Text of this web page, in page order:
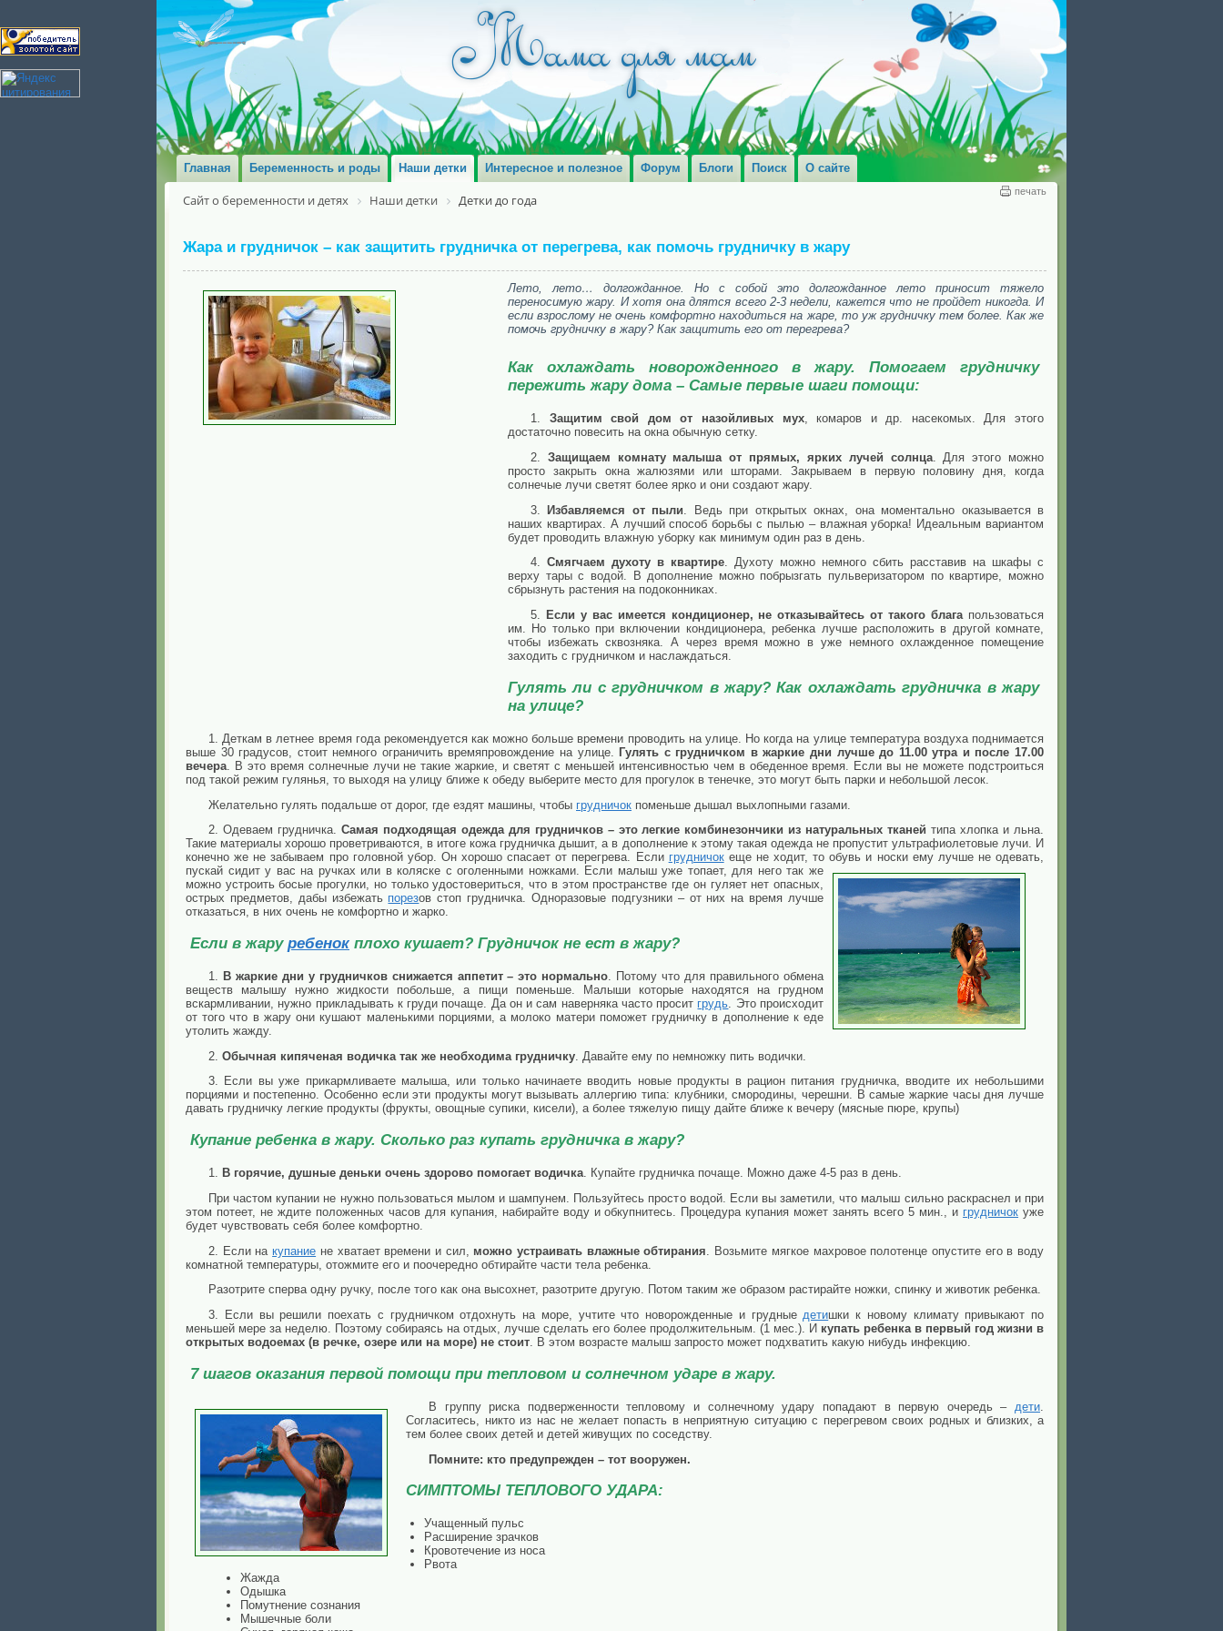
Главная Беременность и роды Наши детки Интересное и полезное Форум Блоги Поиск О сайте
печать
Сайт о беременности и детях Наши детки Детки до года
Жара и грудничок – как защитить грудничка от перегрева, как помочь грудничку в жару
Лето, лето… долгожданное. Но с собой это долгожданное лето приносит тяжело
переносимую жару. И хотя она длятся всего 2-3 недели, кажется что не пройдет никогда. И
если взрослому не очень комфортно находиться на жаре, то уж грудничку тем более. Как же
помочь грудничку в жару? Как защитить его от перегрева?
Как охлаждать новорожденного в жару. Помогаем грудничку
пережить жару дома – Самые первые шаги помощи:
1. Защитим свой дом от назойливых мух, комаров и др. насекомых. Для этого
достаточно повесить на окна обычную сетку.
2. Защищаем комнату малыша от прямых, ярких лучей солнца. Для этого можно
просто закрыть окна жалюзями или шторами. Закрываем в первую половину дня, когда
солнечые лучи светят более ярко и они создают жару.
3.Избавляемся от пыли . Ведь при открытых окнах, она моментально оказывается в
наших квартирах. А лучший способ борьбы с пылью – влажная уборка! Идеальным вариантом
будет проводить влажную уборку как минимум один раз в день.
4. Смягчаем духоту в квартире. Духоту можно немного сбить расставив на шкафы с
верху тары с водой. В дополнение можно побрызгать пульверизатором по квартире, можно
сбрызнуть растения на подоконниках.
5. Если у вас имеется кондиционер, не отказывайтесь от такого благапользоваться
им. Но только при включении кондиционера, ребенка лучше расположить в другой комнате,
чтобы избежать сквозняка. А через время можно в уже немного охлажденное помещение
заходить с грудничком и наслаждаться.
Гулять ли с грудничком в жару? Как охлаждать грудничка в жару
на улице?
1. Деткам в летнее время года рекомендуется как можно больше времени проводить на улице. Но когда на улице температура воздуха поднимается
выше 30 градусов, стоит немного ограничить времяпровождение на улице.Гулять с грудничком в жаркие дни лучше до 11.00 утра и после 17.00
вечера . В это время солнечные лучи не такие жаркие, и светят с меньшей интенсивностью чем в обеденное время. Если вы не можете подстроиться
под такой режим гулянья, то выходя на улицу ближе к обеду выберите место для прогулок в тенечке, это могут быть парки и небольшой лесок.
Желательно гулять подальше от дорог, где ездят машины, чтобы грудничок поменьше дышал выхлопными газами.
2. Одеваем грудничка. Самая подходящая одежда для грудничков – это легкие комбинезончики из натуральных тканей типа хлопка и льна.
Такие материалы хорошо проветриваются, в итоге кожа грудничка дышит, а в дополнение к этому такая одежда не пропустит ультрафиолетовые лучи. И
конечно же не забываем про головной убор. Он хорошо спасает от перегрева. Если грудничокеще не ходит, то обувь и носки ему лучше не одевать,
пускай сидит у вас на ручках или в коляске с оголенными ножками. Если малыш уже топает, для него так же
можно устроить босые прогулки, но только удостовериться, что в этом пространстве где он гуляет нет опасных,
острых предметов, дабы избежать порезов стоп грудничка. Одноразовые подгузники – от них на время лучше
отказаться, в них очень не комфортно и жарко.
Если в жару ребенок плохо кушает? Грудничок не ест в жару?
1. В жаркие дни у грудничков снижается аппетит – это нормально . Потому что для правильного обмена
веществ малышу нужно жидкости побольше, а пищи поменьше. Малыши которые находятся на грудном
вскармливании, нужно прикладывать к груди почаще. Да он и сам наверняка часто просит грудь . Это происходит
от того что в жару они кушают маленькими порциями, а молоко матери поможет грудничку в дополнение к еде
утолить жажду.
2. Обычная кипяченая водичка так же необходима грудничку . Давайте ему по немножку пить водички.
3. Если вы уже прикармливаете малыша, или только начинаете вводить новые продукты в рацион питания грудничка, вводите их небольшими
порциями и постепенно. Особенно если эти продукты могут вызывать аллергию типа: клубники, смородины, черешни. В самые жаркие часы дня лучше
давать грудничку легкие продукты (фрукты, овощные супики, кисели), а более тяжелую пищу дайте ближе к вечеру (мясные пюре, крупы)
Купание ребенка в жару. Сколько раз купать грудничка в жару?
1. В горячие, душные деньки очень здорово помогает водичка. Купайте грудничка почаще. Можно даже 4-5 раз в день.
При частом купании не нужно пользоваться мылом и шампунем. Пользуйтесь просто водой. Если вы заметили, что малыш сильно раскраснел и при
этом потеет, не ждите положенных часов для купания, набирайте воду и обкупнитесь. Процедура купания может занять всего 5 мин., и грудничок уже
будет чувствовать себя более комфортно.
2. Если накупание не хватает времени и сил, можно устраивать влажные обтирания . Возьмите мягкое махровое полотенце опустите его в воду
комнатной температуры, отожмите его и поочередно обтирайте части тела ребенка.
Разотрите сперва одну ручку, после того как она высохнет, разотрите другую. Потом таким же образом растирайте ножки, спинку и животик ребенка.
3. Если вы решили поехать с грудничком отдохнуть на море, учтите что новорожденные и грудныедетишки к новому климату привыкают по
меньшей мере за неделю. Поэтому собираясь на отдых, лучше сделать его более продолжительным. (1 мес.). И купать ребенка в первый год жизни в
открытых водоемах (в речке, озере или на море) не стоит. В этом возрасте малыш запросто может подхватить какую нибудь инфекцию.
7 шагов оказания первой помощи при тепловом и солнечном ударе в жару.
В группу риска подверженности тепловому и солнечному удару попадают в первую очередь– дети
Согласитесь, никто из нас не желает попасть в неприятную ситуацию с перегревом своих родных и близких, а
тем более своих детей и детей живущих по соседству.
Помните: кто предупрежден – тот вооружен.
СИМПТОМЫ ТЕПЛОВОГО УДАРА:
Учащенный пульс
Расширение зрачков
Кровотечение из носа
Рвота
Жажда
Одышка
Помутнение сознания
Мышечные боли